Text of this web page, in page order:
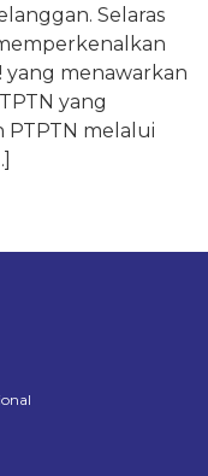
Selaras
yang menawarkan
yang
PTPTN melalui